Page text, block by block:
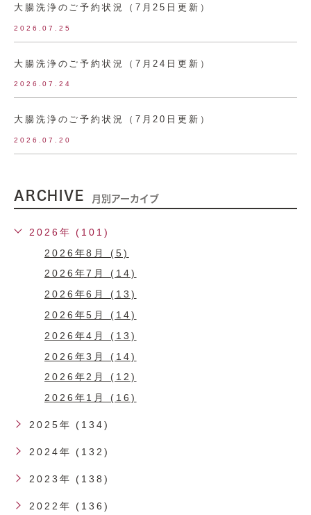
大腸洗浄のご予約状況（7月25日更新）
2026.07.25
大腸洗浄のご予約状況（7月24日更新）
2026.07.24
大腸洗浄のご予約状況（7月20日更新）
2026.07.20
ARCHIVE 月別アーカイブ
2026年 (101)
2026年8月 (5)
2026年7月 (14)
2026年6月 (13)
2026年5月 (14)
2026年4月 (13)
2026年3月 (14)
2026年2月 (12)
2026年1月 (16)
2025年 (134)
2024年 (132)
2023年 (138)
2022年 (136)